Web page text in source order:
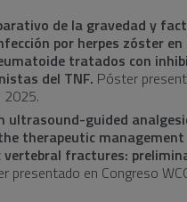
de la gravedad y
por herpes zóster en
tratados con
del TNF. Póster
2025.
ultrasound-guided
therapeutic
fractures:
presentado en Congreso